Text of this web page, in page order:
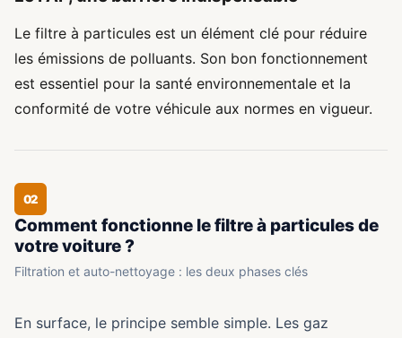
Le filtre à particules est un élément clé pour réduire
les émissions de polluants. Son bon fonctionnement
est essentiel pour la santé environnementale et la
conformité de votre véhicule aux normes en vigueur.
02
Comment fonctionne le filtre à particules de
votre voiture ?
Filtration et auto-nettoyage : les deux phases clés
En surface, le principe semble simple. Les gaz